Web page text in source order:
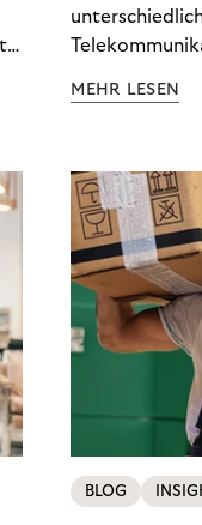
wirksam
MEHR LESEN
BLOG